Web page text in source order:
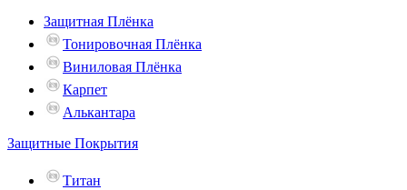
Защитная Плёнка
Тонировочная Плёнка
Виниловая Плёнка
Карпет
Алькантара
Защитные Покрытия
Титан